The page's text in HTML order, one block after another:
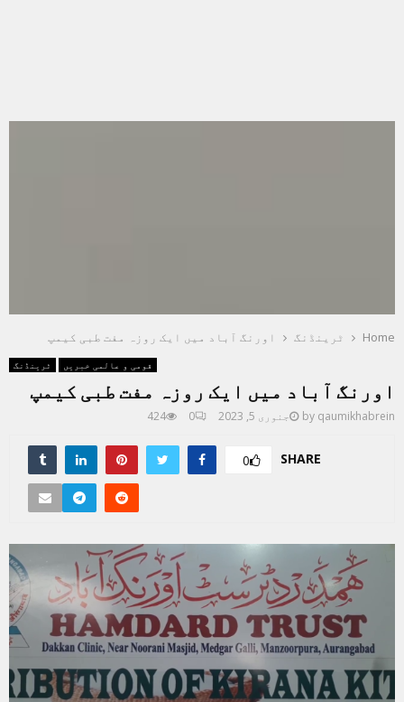
Home ٹرینڈنگ اورنگ آباد میں ایک روزہ مفت طبی کیمپ
ٹرینڈنگ قومی و عالمی خبریں
اورنگ آباد میں ایک روزہ مفت طبی کیمپ
by qaumikhabrein جنوری 5, 2023 0
424
SHARE
0